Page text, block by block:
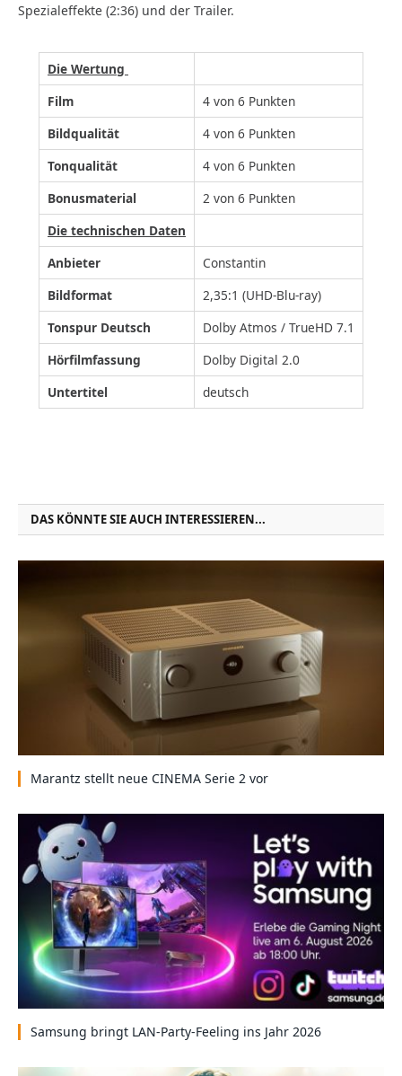
Spezialeffekte (2:36) und der Trailer.
Die Wertung
Film
4 von 6 Punkten
Bildqualität
4 von 6 Punkten
Tonqualität
4 von 6 Punkten
Bonusmaterial
2 von 6 Punkten
Die technischen Daten
Anbieter
Constantin
Bildformat
2,35:1 (UHD-Blu-ray)
Tonspur Deutsch
Dolby Atmos / TrueHD 7.1
Hörfilmfassung
Dolby Digital 2.0
Untertitel
deutsch
DAS KÖNNTE SIE AUCH INTERESSIEREN...
Marantz stellt neue CINEMA Serie 2 vor
Samsung bringt LAN-Party-Feeling ins Jahr 2026